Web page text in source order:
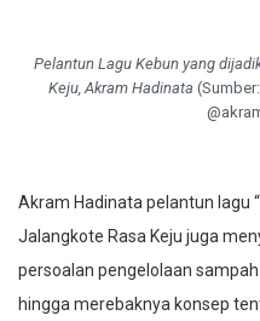
Keju, Akram Hadinata
Jalangkote Rasa Keju juga
persoalan pengelolaan
hingga merebaknya konsep
terhadap persoalan tersebut.